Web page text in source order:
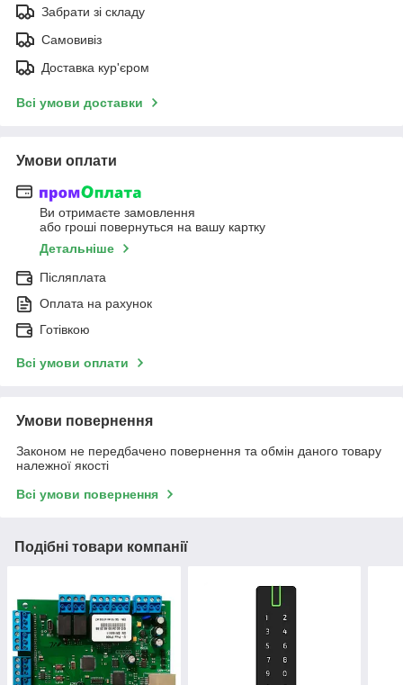
Забрати зі складу
Самовивіз
Доставка кур'єром
Всі умови доставки
Умови оплати
Ви отримаєте замовлення
або гроші повернуться на вашу картку
Детальніше
Післяплата
Оплата на рахунок
Готівкою
Всі умови оплати
Умови повернення
Законом не передбачено повернення та обмін даного товару
належної якості
Всі умови повернення
Подібні товари компанії